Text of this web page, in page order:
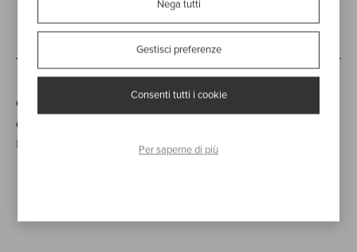
Bewertungen (1)
Carlo
Grappa eccezionale
Descriverla non basta
Nega tutti
Gestisci preferenze
Consenti tutti i cookie
Per saperne di più